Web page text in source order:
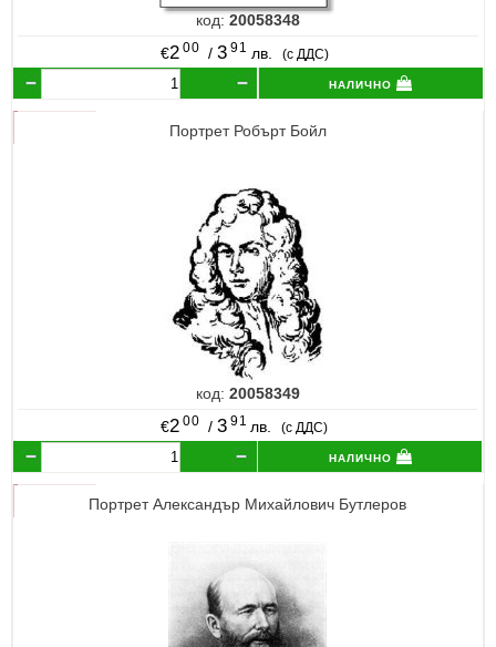
код: 20058348
€2 00 /3 91 лв. (с ДДС)
налично
Портрет Робърт Бойл
код: 20058349
€2 00 / 3 91 лв. (с ДДС)
налично
Портрет Александър Михайлович Бутлеров